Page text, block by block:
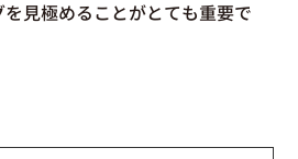
見極めることがとても重要で